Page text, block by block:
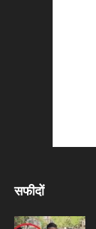
सफीदों